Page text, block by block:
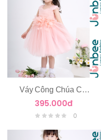
Váy Công Chúa Chùm Hoa Eo
395.000đ
0